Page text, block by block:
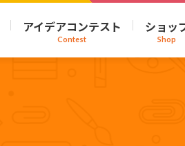
アイデアコンテスト
Contest
ショッ
Shop